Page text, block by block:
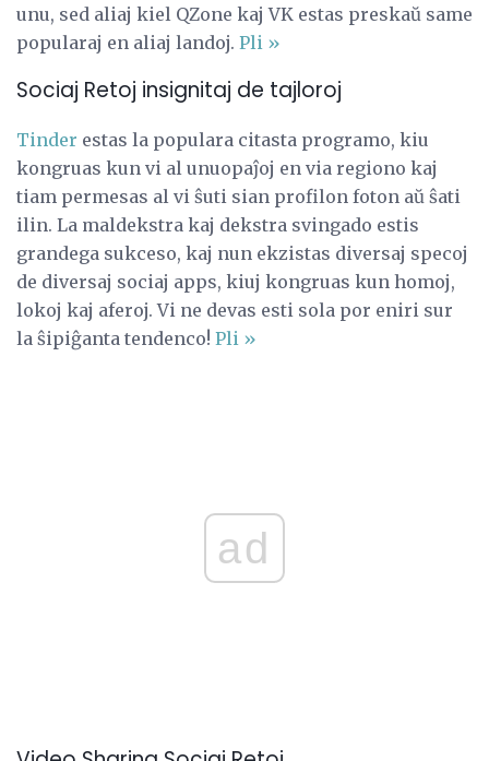
unu, sed aliaj kiel QZone kaj VK estas preskaŭ same
popularaj en aliaj landoj. Pli »
Sociaj Retoj insignitaj de tajloroj
Tinder estas la populara citasta programo, kiu
kongruas kun vi al unuopaĵoj en via regiono kaj
tiam permesas al vi ŝuti sian profilon foton aŭ ŝati
ilin. La maldekstra kaj dekstra svingado estis
grandega sukceso, kaj nun ekzistas diversaj specoj
de diversaj sociaj apps, kiuj kongruas kun homoj,
lokoj kaj aferoj. Vi ne devas esti sola por eniri sur
la ŝipiĝanta tendenco! Pli »
ad